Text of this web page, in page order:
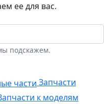
ее для вас.
подскажем.
Запчасти
к моделям